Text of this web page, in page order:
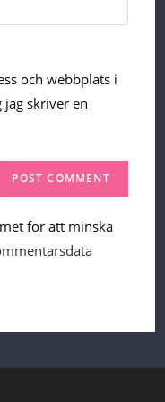
och webbplats i
jag skriver en
för att minska